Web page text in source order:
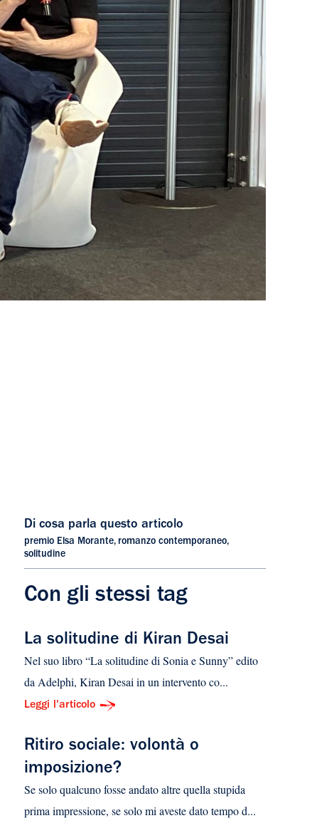
Di cosa parla questo articolo
premio Elsa Morante, romanzo contemporaneo,
solitudine
Con gli stessi tag
La solitudine di Kiran Desai
Nel suo libro “La solitudine di Sonia e Sunny” edito
da Adelphi, Kiran Desai in un intervento co...
Leggi l'articolo
Ritiro sociale: volontà o
imposizione?
Se solo qualcuno fosse andato altre quella stupida
prima impressione, se solo mi aveste dato tempo d...